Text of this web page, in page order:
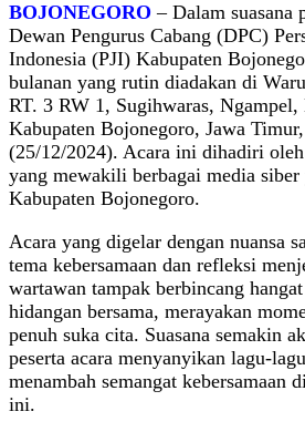
BOJONEGORO – Dalam suasana
Dewan Pengurus Cabang (DPC)
Indonesia (PJI) Kabupaten
bulanan yang rutin diadakan di
RT. 3 RW 1, Sugihwaras, Ngampel,
Kabupaten Bojonegoro, Jawa
(25/12/2024). Acara ini dihadiri
yang mewakili berbagai media siber
Kabupaten Bojonegoro.
Acara yang digelar dengan nuansa
tema kebersamaan dan refleksi
wartawan tampak berbincang
hidangan bersama, merayakan
penuh suka cita. Suasana semakin
peserta acara menyanyikan lagu-
menambah semangat kebersamaan
ini.